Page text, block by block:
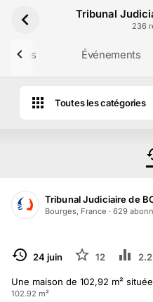
Tribunal
236
propos Événements
Toutes les catégories
Tribunal Judiciaire de
Bourges, France · 629
TERMINÉ24 juin 12
Une maison de 102,92 m²
102.92 m²